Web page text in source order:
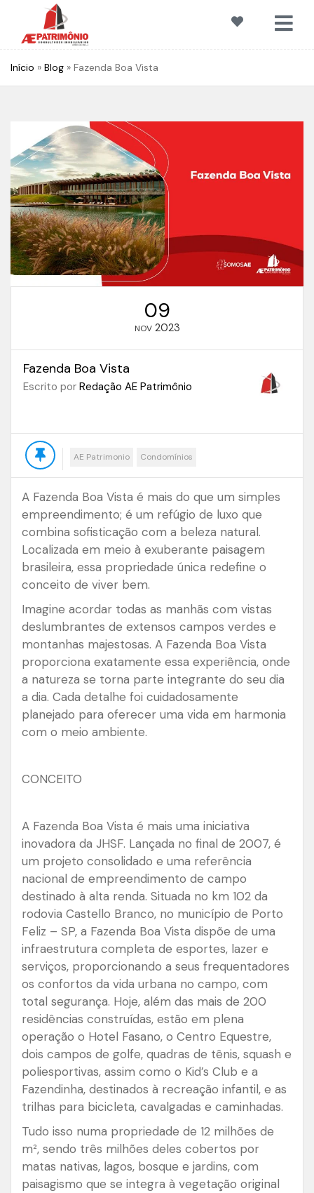
Início » Blog » Fazenda Boa Vista
09
NOV 2023
Fazenda Boa Vista
Escrito por Redação AE Patrimônio
AE Patrimonio Condomínios
A Fazenda Boa Vista é mais do que um simples
empreendimento; é um refúgio de luxo que
combina sofisticação com a beleza natural.
Localizada em meio à exuberante paisagem
brasileira, essa propriedade única redefine o
conceito de viver bem.
Imagine acordar todas as manhãs com vistas
deslumbrantes de extensos campos verdes e
montanhas majestosas. A Fazenda Boa Vista
proporciona exatamente essa experiência, onde
a natureza se torna parte integrante do seu dia
a dia. Cada detalhe foi cuidadosamente
planejado para oferecer uma vida em harmonia
com o meio ambiente.
CONCEITO
A Fazenda Boa Vista é mais uma iniciativa
inovadora da JHSF. Lançada no final de 2007, é
um projeto consolidado e uma referência
nacional de empreendimento de campo
destinado à alta renda. Situada no km 102 da
rodovia Castello Branco, no município de Porto
Feliz – SP, a Fazenda Boa Vista dispõe de uma
infraestrutura completa de esportes, lazer e
serviços, proporcionando a seus frequentadores
os confortos da vida urbana no campo, com
total segurança. Hoje, além das mais de 200
residências construídas, estão em plena
operação o Hotel Fasano, o Centro Equestre,
dois campos de golfe, quadras de tênis, squash e
poliesportivas, assim como o Kid’s Club e a
Fazendinha, destinados à recreação infantil, e as
trilhas para bicicleta, cavalgadas e caminhadas.
Tudo isso numa propriedade de 12 milhões de
m², sendo três milhões deles cobertos por
matas nativas, lagos, bosque e jardins, com
paisagismo que se integra à vegetação original